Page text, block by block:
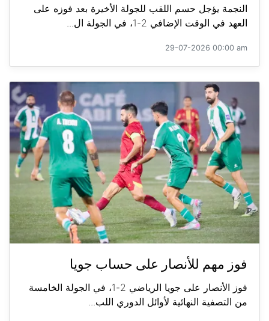
النجمة يؤجل حسم اللقب للجولة الأخيرة بعد فوزه على
العهد في الوقت الإضافي 2-1، في الجولة ال...
29-07-2026 00:00 am
فوز مهم للأنصار على حساب جويا
فوز الأنصار على جويا الرياضي 2-1، في الجولة الخامسة
من التصفية النهائية لأوائل الدوري اللب...